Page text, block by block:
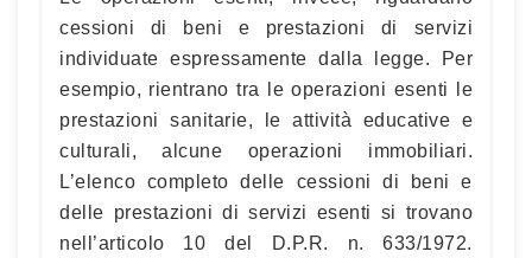
cessioni di beni e prestazioni di servizi
individuate espressamente dalla legge. Per
esempio, rientrano tra le operazioni esenti le
prestazioni sanitarie, le attività educative e
culturali, alcune operazioni immobiliari.
L’elenco completo delle cessioni di beni e
delle prestazioni di servizi esenti si trovano
nell’articolo 10 del D.P.R. n. 633/1972.